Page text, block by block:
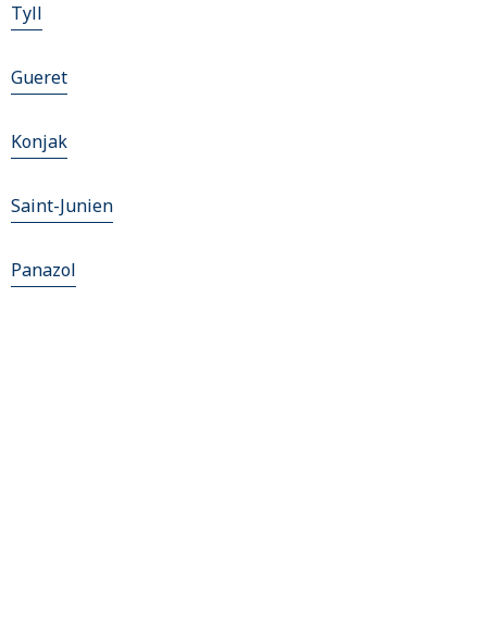
Tyll
Gueret
Konjak
Saint-Junien
Panazol